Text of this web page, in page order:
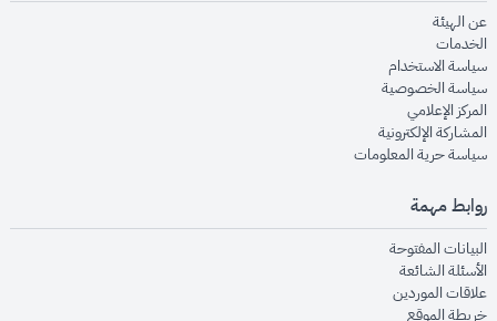
عن الهيئةopens in new window
الخدماتopens in new window
سياسة الاستخدام
سياسة الخصوصيةopens in new window
المركز الإعلاميopens in new window
المشاركة الإلكترونيةopens in new window
سياسة حرية المعلوماتopens in new window
روابط مهمة
البيانات المفتوحةopens in new window
الأسئلة الشائعةopens in new window
علاقات الموردينopens in new window
خريطة الموقعopens in new window